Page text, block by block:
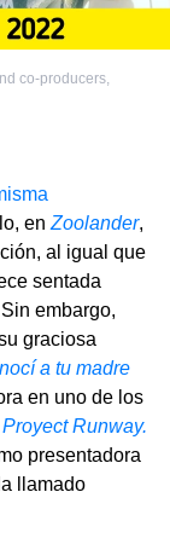
co-producers,
en Zoolander,
al igual que
sentada
embargo,
graciosa
a tu madre
en uno de los
Proyect Runway.
presentadora
llamado